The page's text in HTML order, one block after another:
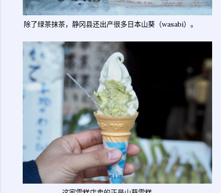
除了绿茶抹茶，静冈县还出产很多日本山葵（wasabi）。